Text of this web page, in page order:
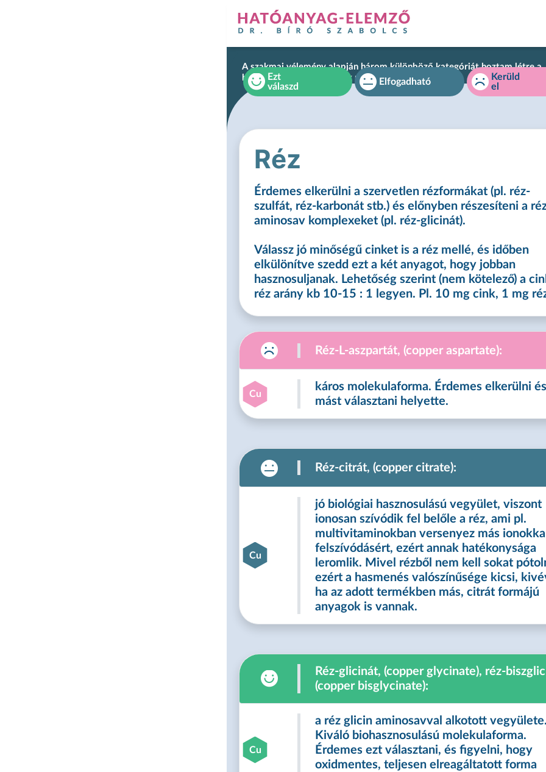
A szakmai vélemény alapján három különböző kategóriát hoztam létre a
hatóanyagok minőségének megkülönböztetésére:
Ezt
válaszd
Elfogadható
Kerüld
el
Réz
Érdemes elkerülni a szervetlen rézformákat (pl. réz-
szulfát, réz-karbonát stb.) és előnyben részesíteni a
aminosav komplexeket (pl. réz-glicinát).
Válassz jó minőségű cinket is a réz mellé, és időben
elkülönítve szedd ezt a két anyagot, hogy jobban
hasznosuljanak. Lehetőség szerint (nem kötelező) a
réz arány kb 10-15 : 1 legyen. Pl. 10 mg cink, 1 mg
Réz-L-aszpartát, (copper aspartate):
Cu
káros molekulaforma. Érdemes elkerülni
mást választani helyette.
Réz-citrát, (copper citrate):
Cu
jó biológiai hasznosulású vegyület, viszont
ionosan szívódik fel belőle a réz, ami pl.
multivitaminokban versenyez más
felszívódásért, ezért annak hatékonysága
leromlik. Mivel rézből nem kell sokat
ezért a hasmenés valószínűsége kicsi,
ha az adott termékben más, citrát formájú
anyagok is vannak.
Réz-glicinát, (copper glycinate), réz-
(copper bisglycinate):
Cu
a réz glicin aminosavval alkotott
Kiváló biohasznosulású molekulaforma.
Érdemes ezt választani, és figyelni, hogy
oxidmentes, teljesen elreagáltatott forma